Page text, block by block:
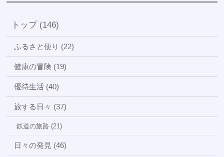
トップ (146)
ふるさと便り (22)
健康の冒険 (19)
優待生活 (40)
旅する日々 (37)
鉄道の旅路 (21)
日々の発見 (46)